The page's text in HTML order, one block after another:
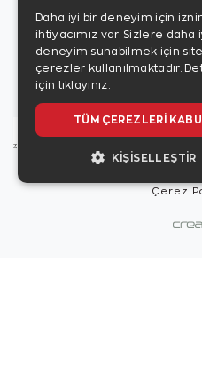
Copyright © 2026,
Zen Diamond
Turquality Destek
Çerez
Daha iyi bir deneyim için
ihtiyacımız var. Sizlere daha
deneyim sunabilmek için
çerezler kullanılmaktadır.
için tıklayınız.
TÜM ÇEREZLERI
KIŞISELLEŞTIR